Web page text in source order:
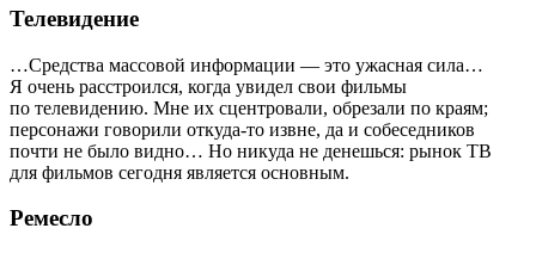
Телевидение
…Средства массовой информации — это ужасная сила…
Я очень расстроился, когда увидел свои фильмы
по телевидению. Мне их сцентровали, обрезали по краям;
персонажи говорили откуда-то извне, да и собеседников
почти не было видно… Но никуда не денешься: рынок ТВ
для фильмов сегодня является основным.
Ремесло